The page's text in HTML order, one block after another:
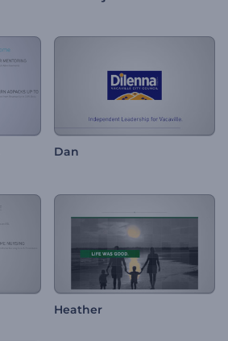
Dan
Heather